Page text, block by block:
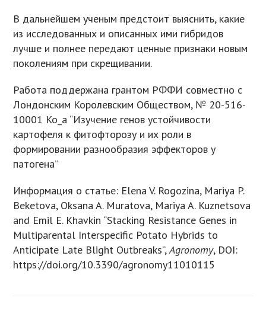
В дальнейшем ученым предстоит выяснить, какие
из исследованных и описанных ими гибридов
лучше и полнее передают ценные признаки новым
поколениям при скрещивании.
Работа поддержана грантом РФФИ совместно с
Лондонским Королевским Обществом, № 20-516-
10001 Ко_а “Изучение генов устойчивости
картофеля к фитофторозу и их роли в
формировании разнообразия эффекторов у
патогена”
Информация о статье: Elena V. Rogozina, Mariya P.
Beketova, Oksana A. Muratova, Mariya A. Kuznetsova
and Emil E. Khavkin “Stacking Resistance Genes in
Multiparental Interspecific Potato Hybrids to
Anticipate Late Blight Outbreaks”,Agronomy, DOI:
https://doi.org/10.3390/agronomy11010115